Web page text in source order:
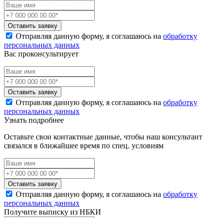
Оставить заявку
Отправляя данную форму, я соглашаюсь на обработку
персональных данных
Вас проконсультирует
Оставить заявку
Отправляя данную форму, я соглашаюсь на обработку
персональных данных
Узнать подробнее
Оставьте свои контактные данные, чтобы наш консультант
связался в ближайшее время по спец. условиям
Оставить заявку
Отправляя данную форму, я соглашаюсь на обработку
персональных данных
Получите выписку из НБКИ